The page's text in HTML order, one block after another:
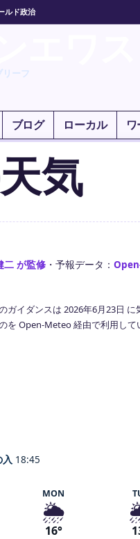
ルド政治
ーフ
ブログ ローカル ワ
気
二 が監修 ・ 予報データ：
イダンスは 2026年6月23日 に
Open-Meteo 経由で利用して
入 18:45
MON
🌦️
16°